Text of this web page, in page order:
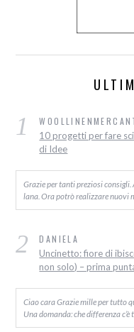
1
10 progetti per fare
di Idee
Grazie per tanti preziosi
lana. Ora potrò realizzare nuovi
2 DANIELA
Uncinetto: fiore di
non solo) – prima
Ciao cara Grazie mille per tutto
Una domanda: che differenza